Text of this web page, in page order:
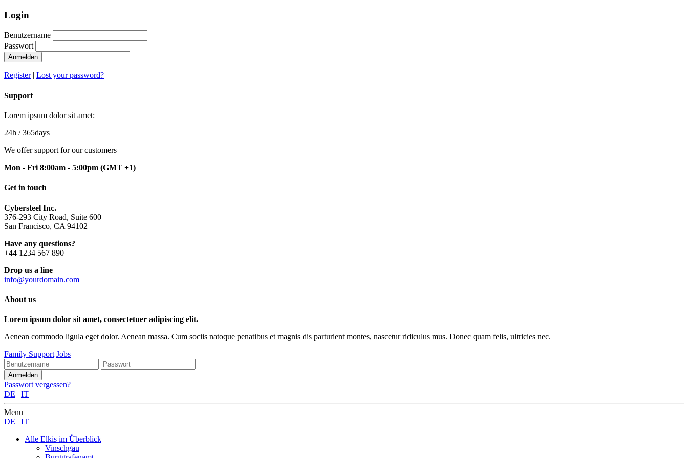
Login
Benutzername
Passwort
Anmelden
Register| Lost your password?
Support
Lorem ipsum dolor sit amet:
24h / 365days
We offer support for our customers
Mon - Fri 8:00am - 5:00pm (GMT +1)
Get in touch
Cybersteel Inc.
376-293 City Road, Suite 600
San Francisco, CA 94102
Have any questions?
+44 1234 567 890
Drop us a line
info@yourdomain.com
About us
Lorem ipsum dolor sit amet, consectetuer adipiscing elit.
Aenean commodo ligula eget dolor. Aenean massa. Cum sociis natoque penatibus et magnis dis parturient montes, nascetur ridiculus mus. Donec quam felis, ultricies nec.
Family Support Jobs
Passwort vergessen?
DE | IT
Menu
DE | IT
Alle Elkis im Überblick
Vinschgau